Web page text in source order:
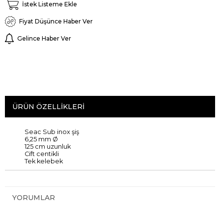
İstek Listeme Ekle
Fiyat Düşünce Haber Ver
Gelince Haber Ver
ÜRÜN ÖZELLIKLERI
Seac Sub inox şiş
6,25 mm Ø
125 cm uzunluk
Cift centikli
Tek kelebek
YORUMLAR